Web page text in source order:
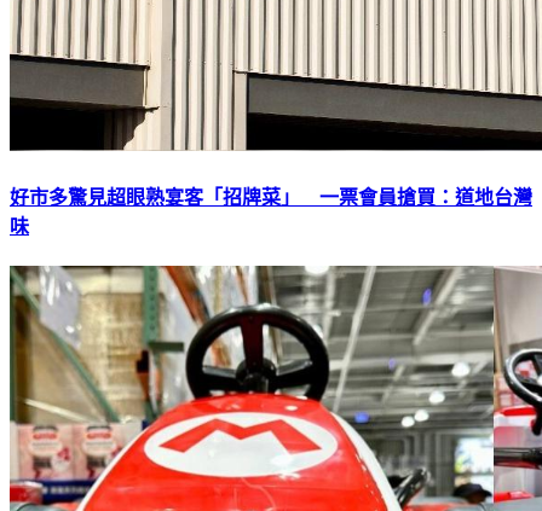
好市多驚見超眼熟宴客「招牌菜」 一票會員搶買：道地台灣
味